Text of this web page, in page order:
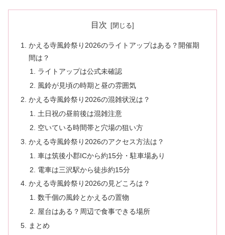
目次
かえる寺風鈴祭り2026のライトアップはある？開催期
間は？
ライトアップは公式未確認
風鈴が見頃の時期と昼の雰囲気
かえる寺風鈴祭り2026の混雑状況は？
土日祝の昼前後は混雑注意
空いている時間帯と穴場の狙い方
かえる寺風鈴祭り2026のアクセス方法は？
車は筑後小郡ICから約15分・駐車場あり
電車は三沢駅から徒歩約15分
かえる寺風鈴祭り2026の見どころは？
数千個の風鈴とかえるの置物
屋台はある？周辺で食事できる場所
まとめ